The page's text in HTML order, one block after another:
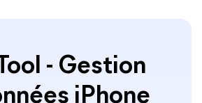
- Gestion
iPhone